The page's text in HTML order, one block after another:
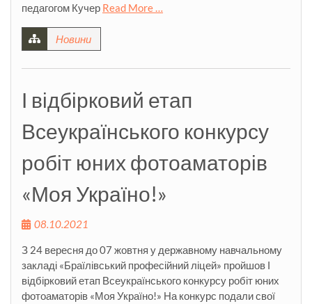
педагогом Кучер Read More …
Новини
І відбірковий етап
Всеукраїнського конкурсу
робіт юних фотоаматорів
«Моя Україно!»
08.10.2021
З 24 вересня до 07 жовтня у державному навчальному
закладі «Браїлівський професійний ліцей» пройшов І
відбірковий етап Всеукраїнського конкурсу робіт юних
фотоаматорів «Моя Україно!» На конкурс подали свої